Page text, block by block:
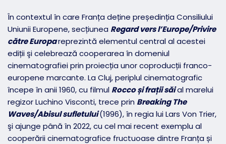
În contextul în care Franța deține președinția Consiliului
Uniunii Europene, secțiunea Regard vers l’Europe/Privire
către Europareprezintă elementul central al acestei
ediții şi celebrează cooperarea în domeniul
cinematografiei prin proiecția unor coproducții franco-
europene marcante. La Cluj, periplul cinematografic
începe în anii 1960, cu filmul Rocco și frații săial marelui
regizor Luchino Visconti, trece prin Breaking The
Waves/Abisul sufletului(1996), în regia lui Lars Von Trier,
şi ajunge până în 2022, cu cel mai recent exemplu al
cooperării cinematografice fructuoase dintre Franța și